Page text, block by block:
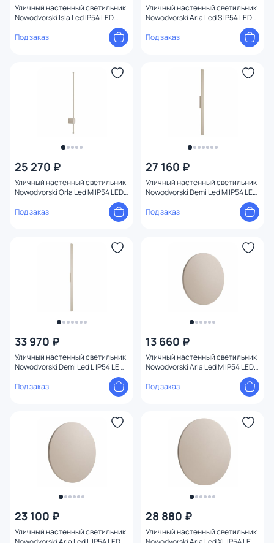
Уличный настенный светильник
Nowodvorski Isla Led IP54 LED
Под заказ
Уличный настенный светильник
Nowodvorski Aria Led S IP54 LED
Под заказ
25 270 ₽
Уличный настенный светильник
Nowodvorski Orla Led M IP54 LED
Под заказ
27 160 ₽
Уличный настенный светильник
Nowodvorski Demi Led M IP54 LED
Под заказ
33 970 ₽
Уличный настенный светильник
Nowodvorski Demi Led L IP54 LED
Под заказ
13 660 ₽
Уличный настенный светильник
Nowodvorski Aria Led M IP54 LED
Под заказ
23 100 ₽
Уличный настенный светильник
28 880 ₽
Уличный настенный светильник